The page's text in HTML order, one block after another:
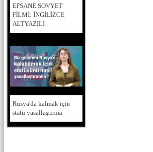
EFSANE SOVYET
FİLMİ: İNGİLİZCE
ALTYAZILI
Rusya'da kalmak için
statü yasallaştırma